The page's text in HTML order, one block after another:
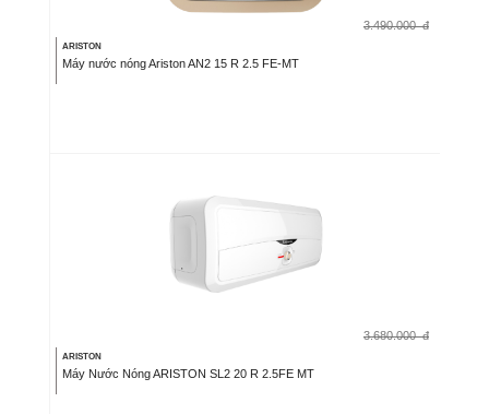
3.490.000 đ
ARISTON
Máy nước nóng Ariston AN2 15 R 2.5 FE-MT
3.680.000 đ
ARISTON
Máy Nước Nóng ARISTON SL2 20 R 2.5FE MT